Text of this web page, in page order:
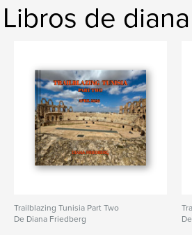
Libros de
Trailblazing Tunisia Part Two
De Diana Friedberg